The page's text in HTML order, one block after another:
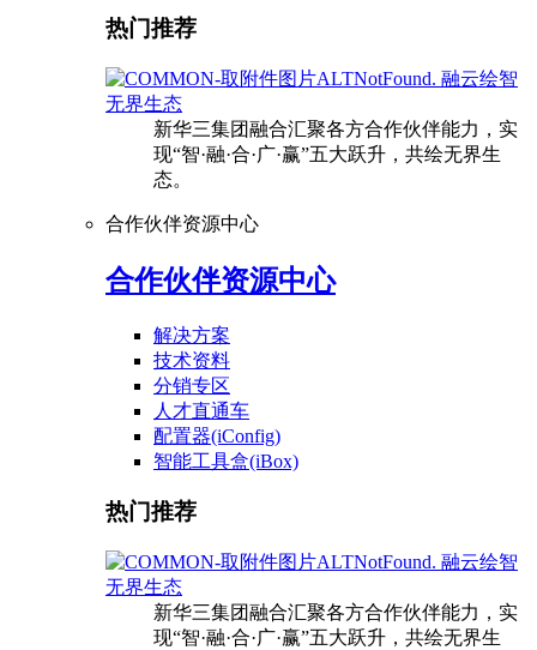
热门推荐
融云绘智
无界生态
新华三集团融合汇聚各方合作伙伴能力，实
现“智·融·合·广·赢”五大跃升，共绘无界生
态。
合作伙伴资源中心
合作伙伴资源中心
解决方案
技术资料
分销专区
人才直通车
配置器(iConfig)
智能工具盒(iBox)
热门推荐
融云绘智
无界生态
新华三集团融合汇聚各方合作伙伴能力，实
现“智·融·合·广·赢”五大跃升，共绘无界生